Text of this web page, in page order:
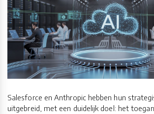
Salesforce en Anthropic hebben hun
uitgebreid, met een duidelijk doel: het